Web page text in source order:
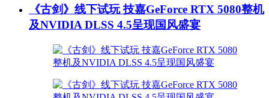
《古剑》线下试玩 技嘉GeForce RTX 5080整机
及NVIDIA DLSS 4.5呈现国风盛宴